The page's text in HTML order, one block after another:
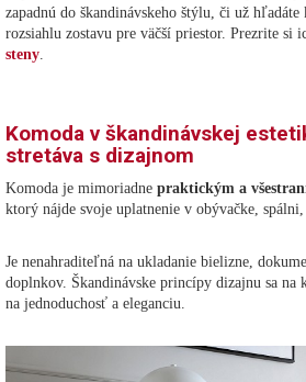
zapadnú do škandinávskeho štýlu, či už hľadáte
rozsiahlu zostavu pre väčší priestor. Prezrite si
steny.
Komoda v škandinávskej
stretáva s dizajnom
Komoda je mimoriadne praktickým a
ktorý nájde svoje uplatnenie v obývačke,
Je nenahraditeľná na ukladanie bielizne,
doplnkov. Škandinávske princípy dizajnu sa na
na jednoduchosť a eleganciu.